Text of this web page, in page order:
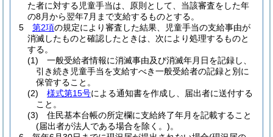
た者に対する児童手当は、原則として、当該審査をした年
の8月から翌年7月まで支給するものとする。
5
第2項の規定により審査した結果、児童手当の支給事由が
消滅したものと確認したときは、次により処理するものと
する。
(1)
一般受給者情報に消滅事由及び消滅年月日を記録し、
引き続き児童手当を支給すべき一般受給者の記録と別に
保管すること。
(2)
様式第15号による通知書を作成し、届出者に送付する
こと。
(3)
住民基本台帳の所定欄に支給終了年月を記載すること
(届出者が法人である場合を除く。)。